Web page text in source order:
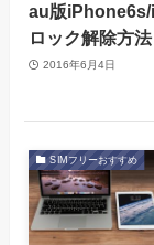
au版
ロック解除方
2016年6月4日
SIMフリーおすすめ